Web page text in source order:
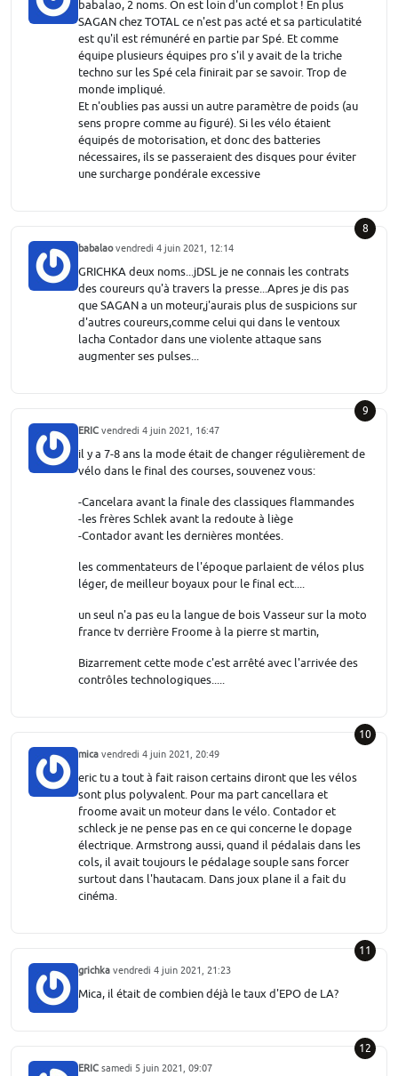
babalao, 2 noms. On est loin d'un complot ! En plus
SAGAN chez TOTAL ce n'est pas acté et sa particulatité
est qu'il est rémunéré en partie par Spé. Et comme
équipe plusieurs équipes pro s'il y avait de la triche
techno sur les Spé cela finirait par se savoir. Trop de
monde impliqué.
Et n'oublies pas aussi un autre paramètre de poids (au
sens propre comme au figuré). Si les vélo étaient
équipés de motorisation, et donc des batteries
nécessaires, ils se passeraient des disques pour éviter
une surcharge pondérale excessive
8
babalaovendredi 4 juin 2021, 12:14
GRICHKA deux noms...jDSL je ne connais les contrats
des coureurs qu'à travers la presse...Apres je dis pas
que SAGAN a un moteur,j'aurais plus de suspicions sur
d'autres coureurs,comme celui qui dans le ventoux
lacha Contador dans une violente attaque sans
augmenter ses pulses...
9
ERIC vendredi 4 juin 2021, 16:47
il y a 7-8 ans la mode était de changer régulièrement de
vélo dans le final des courses, souvenez vous:
-Cancelara avant la finale des classiques flammandes
-les frères Schlek avant la redoute à liège
-Contador avant les dernières montées.
les commentateurs de l'époque parlaient de vélos plus
léger, de meilleur boyaux pour le final ect....
un seul n'a pas eu la langue de bois Vasseur sur la moto
france tv derrière Froome à la pierre st martin,
Bizarrement cette mode c'est arrêté avec l'arrivée des
contrôles technologiques.....
10
mica vendredi 4 juin 2021, 20:49
eric tu a tout à fait raison certains diront que les vélos
sont plus polyvalent. Pour ma part cancellara et
froome avait un moteur dans le vélo. Contador et
schleck je ne pense pas en ce qui concerne le dopage
électrique. Armstrong aussi, quand il pédalais dans les
cols, il avait toujours le pédalage souple sans forcer
surtout dans l'hautacam. Dans joux plane il a fait du
cinéma.
11
grichka vendredi 4 juin 2021, 21:23
Mica, il était de combien déjà le taux d'EPO de LA?
12
ERIC samedi 5 juin 2021, 09:07